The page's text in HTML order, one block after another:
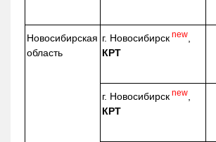
Новосибирская
область
г. Новосибирск new
КРТ
г. Новосибирск new
КРТ